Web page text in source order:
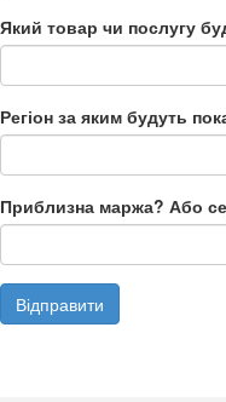
Який товар чи послугу
Регіон за яким будуть
Приблизна маржа? Або
Відправити